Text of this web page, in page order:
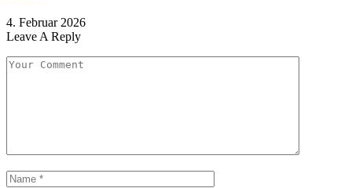
4. Februar 2026
Leave A Reply